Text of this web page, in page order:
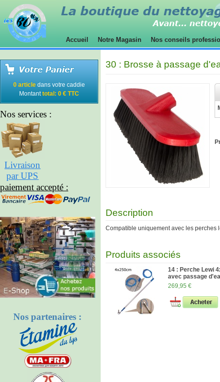
Accueil Notre Magasin Nos conseils
0 article dans votre caddie
Montanttotal: 0 € TTC
Nos services :
Livraison
par UPS
paiement accepté :
Nos partenaires :
30 : Brosse à passage
Description
Compatible uniquement avec les perches
Produits associés
14 : Perche Lewi
avec passage
269,95 €